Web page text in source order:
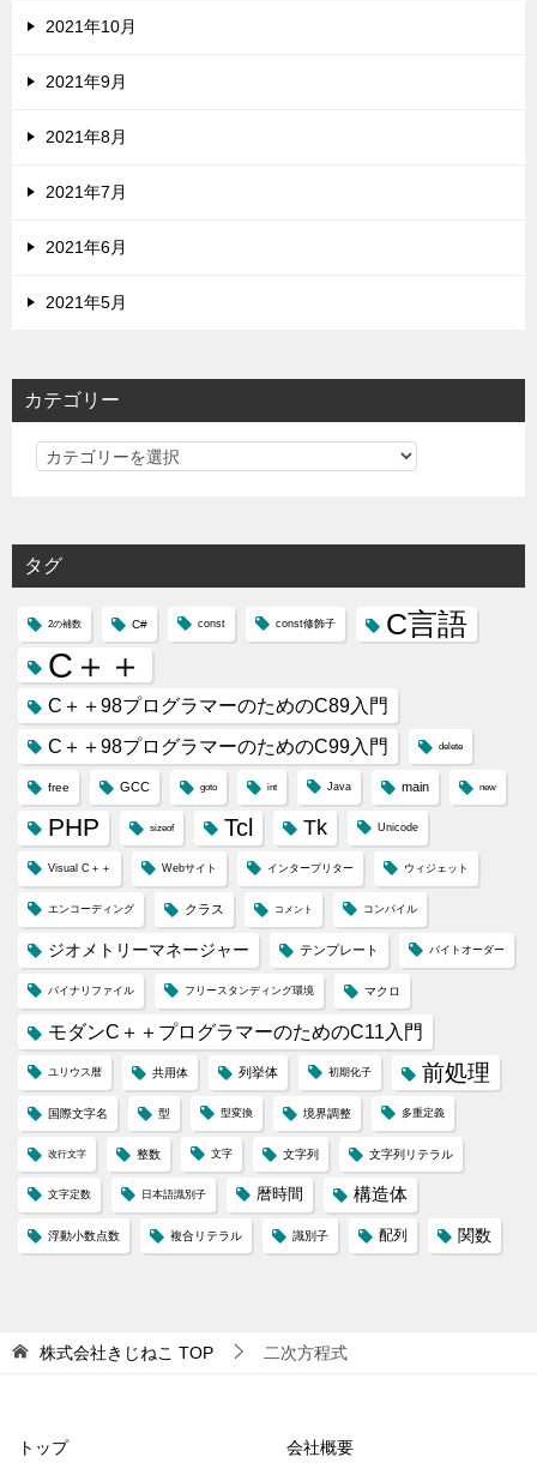
2021年10月
2021年9月
2021年8月
2021年7月
2021年6月
2021年5月
カテゴリー
カ
リ
ー
タグ
2の補数 C# const const修飾子 C言語
C＋＋
C＋＋98プログラマーのためのC89入門
C＋＋98プログラマーのためのC99入門
delete
free GCC goto int Java main new
PHP sizeof Tcl Tk Unicode
Visual C＋＋ Webサイト インタープリター ウィジェット
エンコーディング クラス コメント コンパイル
ジオメトリーマネージャー テンプレート バイトオーダー
バイナリファイル フリースタンディング環境 マクロ
モダンC＋＋プログラマーのためのC11入門
ユリウス暦 共用体 列挙体 初期化子 前処理
国際文字名 型 型変換 境界調整 多重定義
改行文字 整数 文字 文字列 文字列リテラル
文字定数 日本語識別子 暦時間 構造体
浮動小数点数 複合リテラル 識別子 配列 関数
株式会社きじねこ TOP 二次方程式
トップ 会社概要